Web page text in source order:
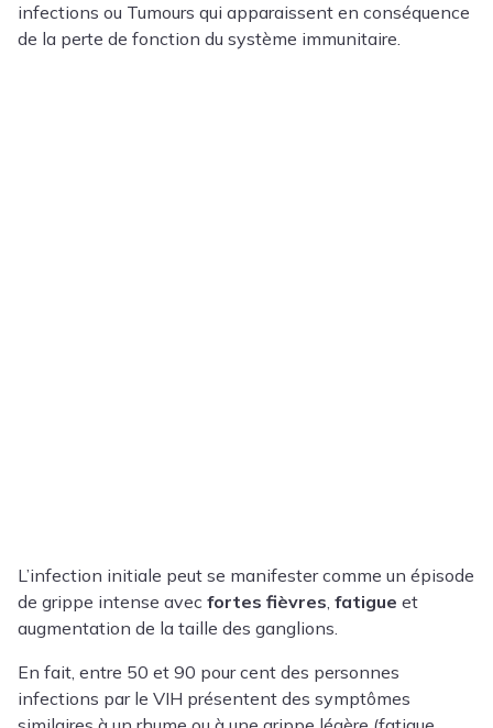
infections ou Tumours qui apparaissent en conséquence
de la perte de fonction du système immunitaire.
L’infection initiale peut se manifester comme un épisode
de grippe intense avec fortes fièvres, fatigue et
augmentation de la taille des ganglions.
En fait, entre 50 et 90 pour cent des personnes
infections par le VIH présentent des symptômes